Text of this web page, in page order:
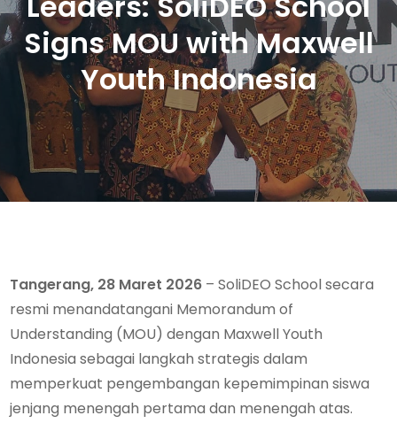
Signs MOU with Maxwell
Youth Indonesia
Tangerang, 28 Maret 2026 – SoliDEO School secara
resmi menandatangani Memorandum of
Understanding (MOU) dengan Maxwell Youth
Indonesia sebagai langkah strategis dalam
memperkuat pengembangan kepemimpinan siswa
jenjang menengah pertama dan menengah atas.